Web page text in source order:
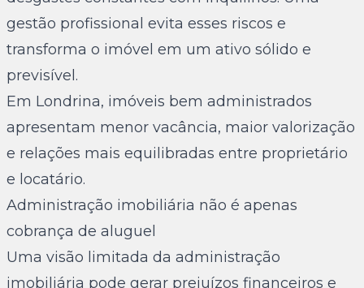
gestão profissional evita esses riscos e
transforma o imóvel em um ativo sólido e
previsível.
Em Londrina, imóveis bem administrados
apresentam menor vacância, maior valorização
e relações mais equilibradas entre proprietário
e locatário.
Administração imobiliária não é apenas
cobrança de aluguel
Uma visão limitada da administração
imobiliária pode gerar prejuízos financeiros e